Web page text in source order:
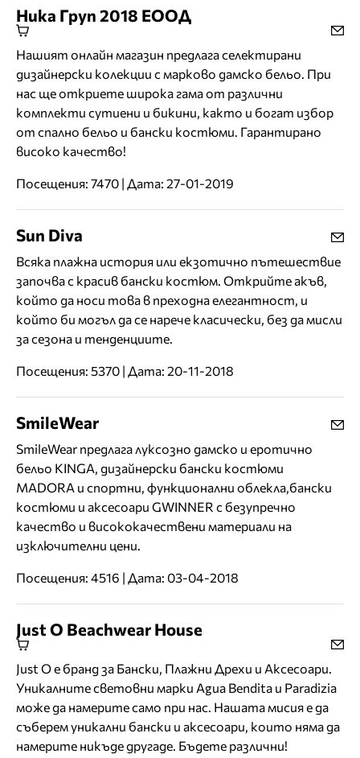
Ника Груп 2018 ЕООД
Нашият онлайн магазин предлага селектирани
дизайнерски колекции с марково дамско бельо. При
нас ще откриете широка гама от различни
комплекти сутиени и бикини, както и богат избор
от спално бельо и бански костюми. Гарантирано
високо качество!
Посещения: 7470 | Дата: 27-01-2019
Sun Diva
Всяка плажна история или екзотично пътешествие
започва с красив бански костюм. Открийте акъв,
който да носи това в преходна елегантност, и
който би могъл да се нарече класически, без да мисли
за сезона и тенденциите.
Посещения: 5370 | Дата: 20-11-2018
SmileWear
SmileWear предлага луксозно дамско и еротично
бельо KINGA, дизайнерски бански костюми
MADORA и спортни, функционални облекла,бански
костюми и аксесоари GWINNER с безупречно
качество и висококачествени материали на
изключителни цени.
Посещения: 4516 | Дата: 03-04-2018
Just O Beachwear House
Just O е бранд за Бански, Плажни Дрехи и Аксесоари.
Уникалните световни марки Agua Bendita и Paradizia
може да намерите само при нас. Нашата мисия е да
съберем уникални бански и аксесоари, които няма да
намерите никъде другаде. Бъдете различни!